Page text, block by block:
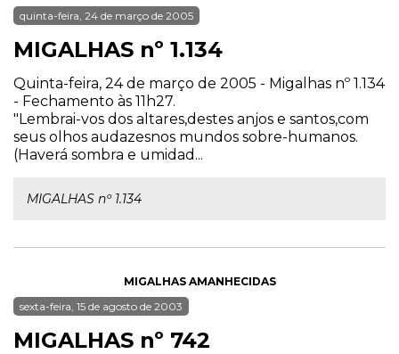
quinta-feira, 24 de março de 2005
MIGALHAS nº 1.134
Quinta-feira, 24 de março de 2005 - Migalhas nº 1.134
- Fechamento às 11h27.
"Lembrai-vos dos altares,destes anjos e santos,com
seus olhos audazesnos mundos sobre-humanos.
(Haverá sombra e umidad...
MIGALHAS nº 1.134
MIGALHAS AMANHECIDAS
sexta-feira, 15 de agosto de 2003
MIGALHAS nº 742